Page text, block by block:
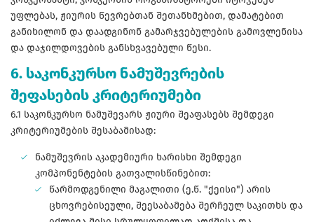
უფლებას, ჟიურის წევრებთან შეთანხმებით, დამატებით
განიხილონ და დაადგინონ გამარჯვებულების გამოვლენისა
და დაჯილდოვების განსხვავებული წესი.
6. საკონკურსო ნამუშევრების
შეფასების კრიტერიუმები
6.1 საკონკურსო ნამუშევარს ჟიური შეაფასებს შემდეგი
კრიტერიუმების შესაბამისად:
ნამუშევრის აკადემიური ხარისხი შემდეგი
კომპონენტების გათვალისწინებით:
წარმოდგენილი მაგალითი (ე.წ. "ქეისი") არის
ცხოვრებისეული, შეესაბამება შერჩეულ საკითხს და